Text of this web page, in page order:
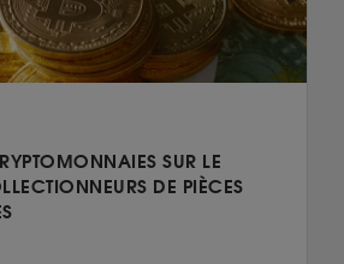
SUR LE
DE PIÈCES